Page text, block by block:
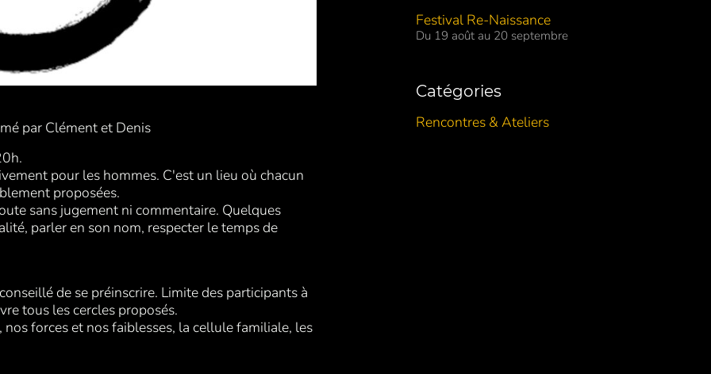
par Clément et Denis
pour les hommes. C'est un lieu où chacun
proposées.
sans jugement ni commentaire. Quelques
parler en son nom, respecter le temps de
de se préinscrire. Limite des participants à
tous les cercles proposés.
forces et nos faiblesses, la cellule familiale, les
Festival Re-Naissance
Du 19 août au 20 septembre
Catégories
Rencontres & Ateliers